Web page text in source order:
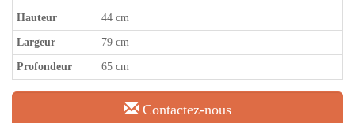
Hauteur 44 cm
Largeur 79 cm
Profondeur 65 cm
Contactez-nous